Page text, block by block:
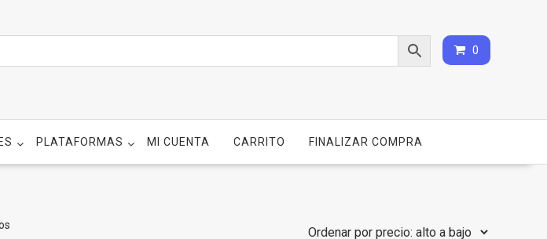
0
PLATAFORMAS MI CUENTA CARRITO FINALIZAR COMPRA